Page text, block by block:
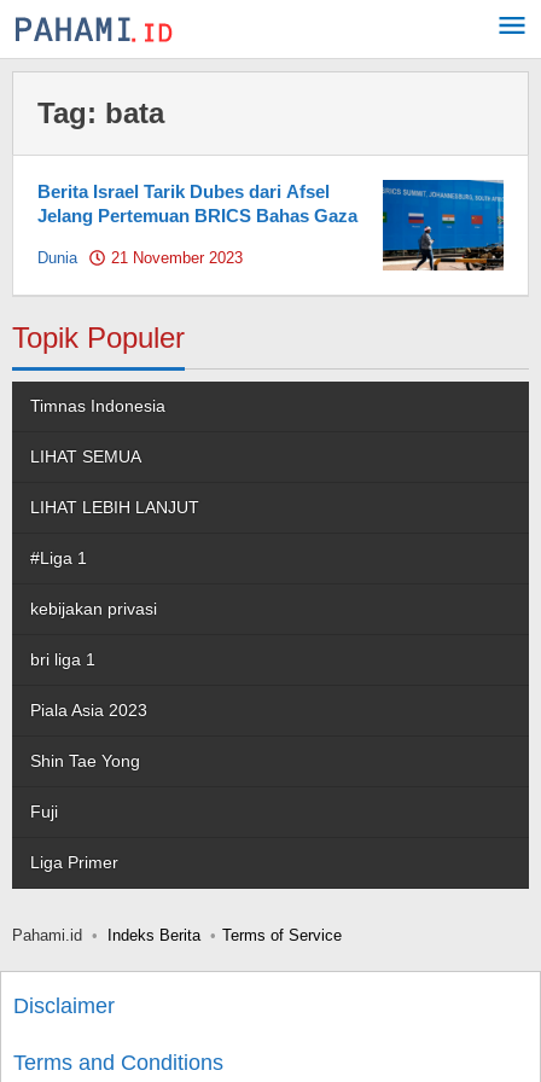
Skip
to
Tag: bata
Berita Israel Tarik Dubes dari Afsel
Jelang Pertemuan BRICS Bahas Gaza
Dunia 21 November 2023
Topik Populer
Timnas Indonesia
LIHAT SEMUA
LIHAT LEBIH LANJUT
#Liga 1
kebijakan privasi
bri liga 1
Piala Asia 2023
Shin Tae Yong
Fuji
Liga Primer
Pahami.id Indeks Berita Terms of Service
Disclaimer
Terms and Conditions